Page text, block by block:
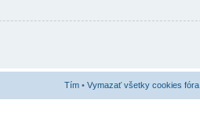
Tím • Vymazať všetky cookies fóra